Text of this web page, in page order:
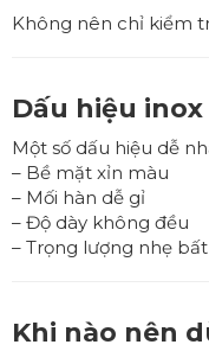
Không nên chỉ kiểm
Dấu hiệu
Một số dấu hiệu dễ
– Bề mặt xỉn màu
– Mối hàn dễ gỉ
– Độ dày không đều
– Trọng lượng nhẹ
Khi nào nên